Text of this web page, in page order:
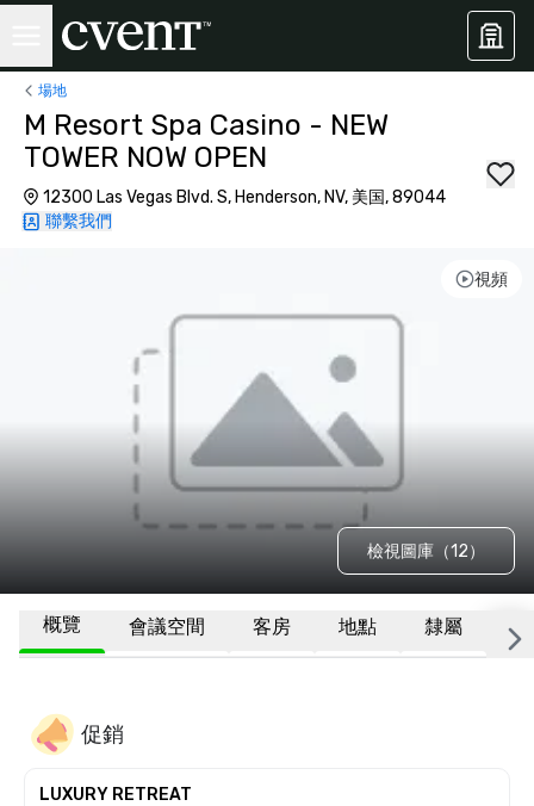
場地
M Resort Spa Casino - NEW
TOWER NOW OPEN
12300 Las Vegas Blvd. S, Henderson, NV, 美国, 89044
聯繫我們
視頻
檢視圖庫（12）
概覽 會議空間 客房 地點 隸屬 更
促銷
LUXURY RETREAT